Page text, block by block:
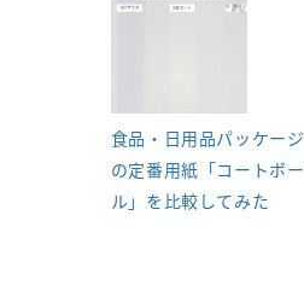
食品・日用品パッケージ
の定番用紙「コートボー
ル」を比較してみた